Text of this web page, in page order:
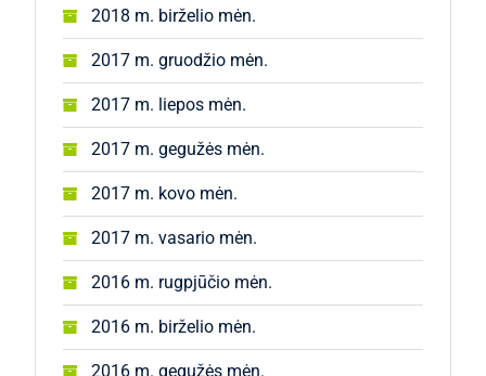
2018 m. birželio mėn.
2017 m. gruodžio mėn.
2017 m. liepos mėn.
2017 m. gegužės mėn.
2017 m. kovo mėn.
2017 m. vasario mėn.
2016 m. rugpjūčio mėn.
2016 m. birželio mėn.
2016 m. gegužės mėn.